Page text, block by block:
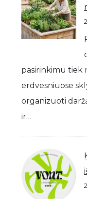
pasirinkimu tiek
erdvesniuose
organizuoti
ir…